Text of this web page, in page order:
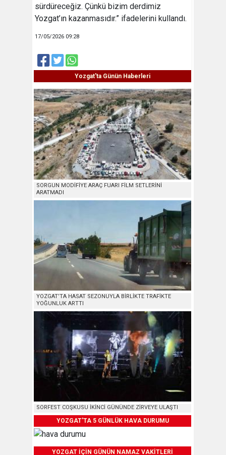
sürdüreceğiz. Çünkü bizim derdimiz
Yozgat’ın kazanmasıdır.” ifadelerini kullandı.
17/05/2026 09:28
Yozgat'ta Günün Haberleri
SORGUN MODİFİYE ARAÇ FUARI FİLM SETLERİNİ
ARATMADI
YOZGAT’TA HASAT SEZONUYLA BİRLİKTE TRAFİKTE
YOĞUNLUK ARTTI
SORFEST COŞKUSU İKİNCİ GÜNÜNDE ZİRVEYE ULAŞTI
YOZGAT'TA 5 GÜNLÜK HAVA DURUMU
YOZGAT İÇİN GÜNÜN NAMAZ VAKİTLERİ